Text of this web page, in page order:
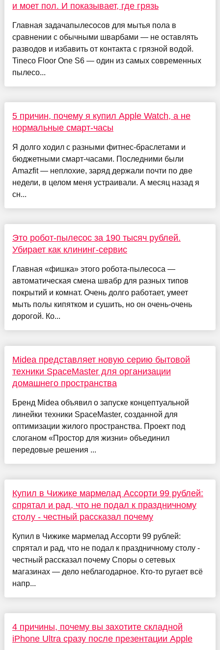
и моет пол. И показывает, где грязь
Главная задачапылесосов для мытья пола в
сравнении с обычными шварбами — не оставлять
разводов и избавить от контакта с грязной водой.
Tineco Floor One S6 — один из самых современных
пылесо...
5 причин, почему я купил Apple Watch, а не
нормальные смарт-часы
Я долго ходил с разными фитнес-браслетами и
бюджетными смарт-часами. Последними были
Amazfit — неплохие, заряд держали почти по две
недели, в целом меня устраивали. А месяц назад я
сн...
Это робот-пылесос за 190 тысяч рублей.
Убирает как клининг-сервис
Главная «фишка» этого робота-пылесоса —
автоматическая смена швабр для разных типов
покрытий и комнат. Очень долго работает, умеет
мыть полы кипятком и сушить, но он очень-очень
дорогой. Ко...
Midea представляет новую серию бытовой
техники SpaceMaster для организации
домашнего пространства
Бренд Midea объявил о запуске концептуальной
линейки техники SpaceMaster, созданной для
оптимизации жилого пространства. Проект под
слоганом «Простор для жизни» объединил
передовые решения ...
Купил в Чижике мармелад Ассорти 99 рублей:
спрятал и рад, что не подал к праздничному
столу - честный рассказал почему
Купил в Чижике мармелад Ассорти 99 рублей:
спрятал и рад, что не подал к праздничному столу -
честный рассказал почему Споры о сетевых
магазинах — дело неблагодарное. Кто-то ругает всё
напр...
4 причины, почему вы захотите складной
iPhone Ultra сразу после презентации Apple